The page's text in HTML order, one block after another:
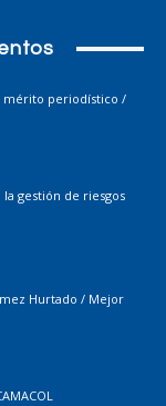
mérito periodístico /
gestión de riesgos
Hurtado / Mejor